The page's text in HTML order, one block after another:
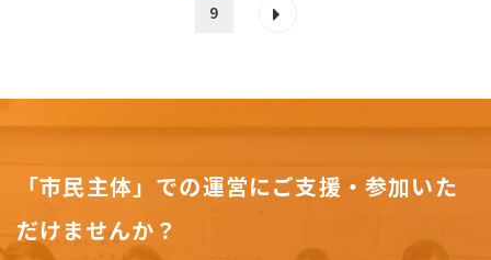
9
「市民主体」での運営にご支援・参加いた
だけませんか？